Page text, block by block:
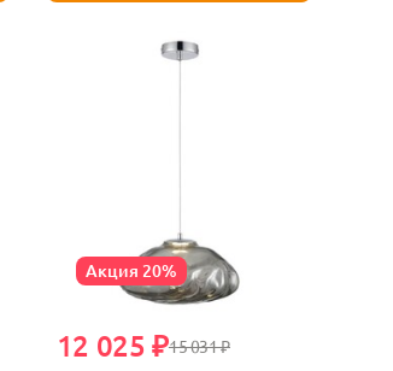
Акция 20%
15 031 ₽
12 025 ₽